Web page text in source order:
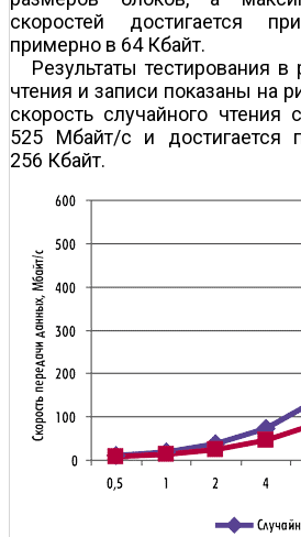
скоростей достигается
примерно в 64 Кбайт.
Результаты тестирования
чтения и записи показаны на
скорость случайного чтения
525 Мбайт/с и достигается
256 Кбайт.